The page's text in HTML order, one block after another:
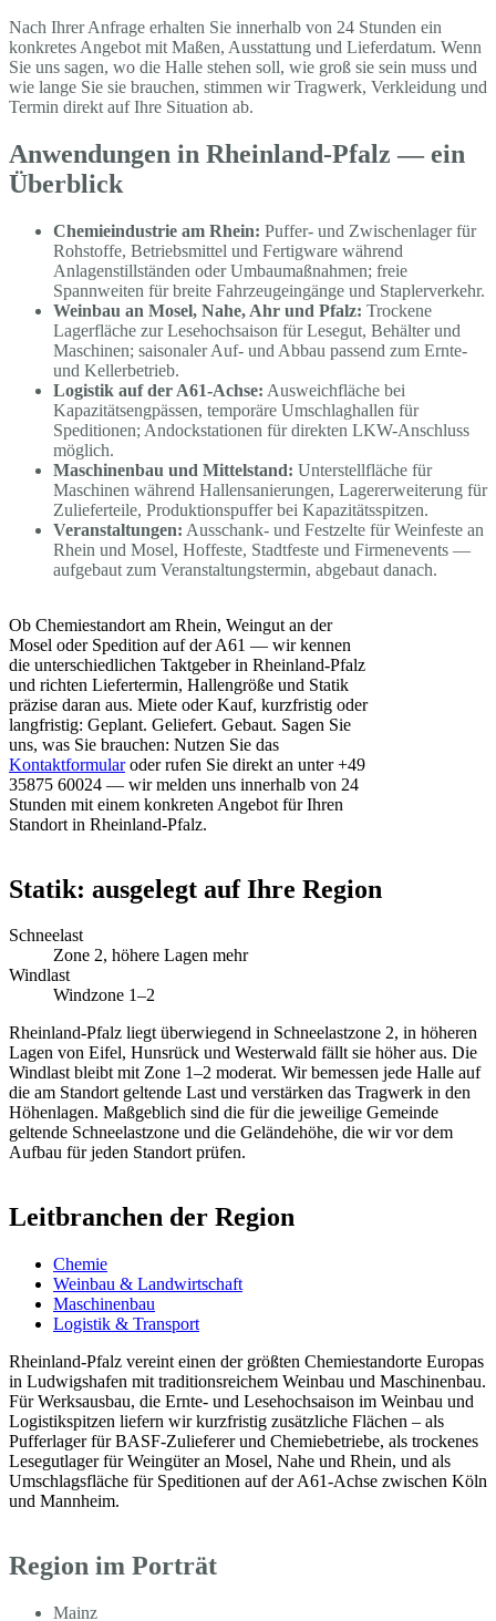
Nach Ihrer Anfrage erhalten Sie innerhalb von 24 Stunden ein
konkretes Angebot mit Maßen, Ausstattung und Lieferdatum. Wenn
Sie uns sagen, wo die Halle stehen soll, wie groß sie sein muss und
wie lange Sie sie brauchen, stimmen wir Tragwerk, Verkleidung und
Termin direkt auf Ihre Situation ab.
Anwendungen in Rheinland-Pfalz — ein
Überblick
Chemieindustrie am Rhein: Puffer- und Zwischenlager für
Rohstoffe, Betriebsmittel und Fertigware während
Anlagenstillständen oder Umbaumaßnahmen; freie
Spannweiten für breite Fahrzeugeingänge und Staplerverkehr.
Weinbau an Mosel, Nahe, Ahr und Pfalz: Trockene
Lagerfläche zur Lesehochsaison für Lesegut, Behälter und
Maschinen; saisonaler Auf- und Abbau passend zum Ernte-
und Kellerbetrieb.
Logistik auf der A61-Achse: Ausweichfläche bei
Kapazitätsengpässen, temporäre Umschlaghallen für
Speditionen; Andockstationen für direkten LKW-Anschluss
möglich.
Maschinenbau und Mittelstand: Unterstellfläche für
Maschinen während Hallensanierungen, Lagererweiterung für
Zulieferteile, Produktionspuffer bei Kapazitätsspitzen.
Veranstaltungen: Ausschank- und Festzelte für Weinfeste an
Rhein und Mosel, Hoffeste, Stadtfeste und Firmenevents —
aufgebaut zum Veranstaltungstermin, abgebaut danach.
Ob Chemiestandort am Rhein, Weingut an der
Mosel oder Spedition auf der A61 — wir kennen
die unterschiedlichen Taktgeber in Rheinland-Pfalz
und richten Liefertermin, Hallengröße und Statik
präzise daran aus. Miete oder Kauf, kurzfristig oder
langfristig: Geplant. Geliefert. Gebaut. Sagen Sie
uns, was Sie brauchen: Nutzen Sie das
Kontaktformularoder rufen Sie direkt an unter +49
35875 60024 — wir melden uns innerhalb von 24
Stunden mit einem konkreten Angebot für Ihren
Standort in Rheinland-Pfalz.
Statik: ausgelegt auf Ihre Region
Schneelast
Zone 2, höhere Lagen mehr
Windlast
Windzone 1–2
Rheinland-Pfalz liegt überwiegend in Schneelastzone 2, in höheren
Lagen von Eifel, Hunsrück und Westerwald fällt sie höher aus. Die
Windlast bleibt mit Zone 1–2 moderat. Wir bemessen jede Halle auf
die am Standort geltende Last und verstärken das Tragwerk in den
Höhenlagen. Maßgeblich sind die für die jeweilige Gemeinde
geltende Schneelastzone und die Geländehöhe, die wir vor dem
Aufbau für jeden Standort prüfen.
Leitbranchen der Region
Chemie
Weinbau & Landwirtschaft
Maschinenbau
Logistik & Transport
Rheinland-Pfalz vereint einen der größten Chemiestandorte Europas
in Ludwigshafen mit traditionsreichem Weinbau und Maschinenbau.
Für Werksausbau, die Ernte- und Lesehochsaison im Weinbau und
Logistikspitzen liefern wir kurzfristig zusätzliche Flächen – als
Pufferlager für BASF-Zulieferer und Chemiebetriebe, als trockenes
Lesegutlager für Weingüter an Mosel, Nahe und Rhein, und als
Umschlagsfläche für Speditionen auf der A61-Achse zwischen Köln
und Mannheim.
Region im Porträt
Mainz